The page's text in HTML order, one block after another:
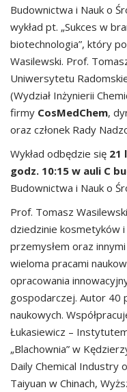
Budownictwa i Nauk o
wykład pt. „Sukces w
biotechnologia”, który
Wasilewski. Prof.
Uniwersytetu
(Wydział Inżynierii
firmy CosMedChem,
oraz członek Rady
Wykład odbędzie się 21
godz. 10:15 w auli C
Budownictwa i Nauk o
Prof. Tomasz
dziedzinie kosmetyków
przemysłem oraz
wieloma pracami
opracowania
gospodarczej. Autor 40
naukowych.
Łukasiewicz –
„Blachownia” w
Daily Chemical Industry
Taiyuan w Chinach,